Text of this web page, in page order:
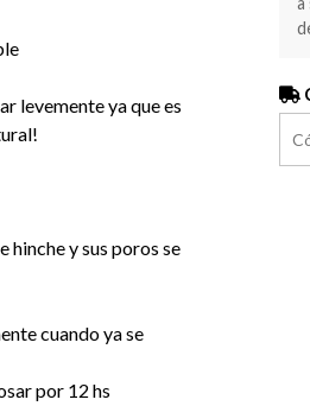
levemente ya que es
hinche y sus poros se
cuando ya se
por 12 hs